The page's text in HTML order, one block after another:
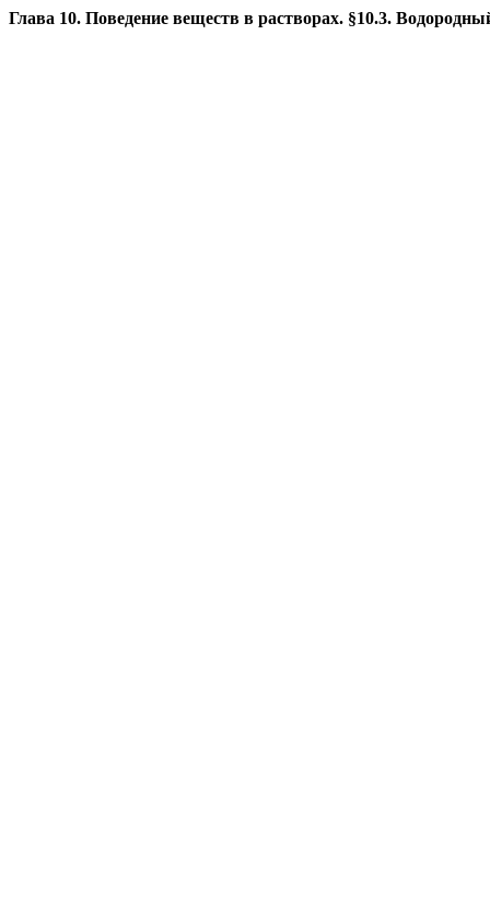
Глава 10. Поведение веществ в растворах. §10.3.